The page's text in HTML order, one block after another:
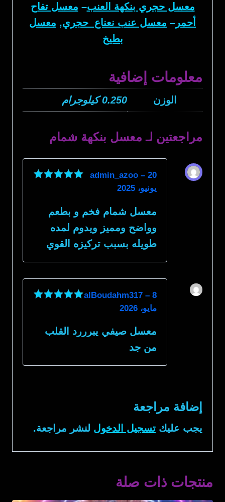
معسل حجري بنكهة العنب– معسل تفاح
أحمر – معسل عنب نعناع حجري, معسل
بطيخ
معلومات إضافية
الوزن 0.250 كيلوجرام
مراجعتين لـ معسل بنكهة شمام
admin_azoo – 20
يونيو، 2025
معسل شمام فخم و بطعم
وواضح ومميز ويدوم لمده
طويله بسبب تركيزه القوي
alBoudahm317 – 8
مايو، 2026
معسل صيفي يبرررد القلب
من جد
إضافة مراجعة
يجب عليك تسجيل الدخول لنشر مراجعة.
منتجات ذات صلة